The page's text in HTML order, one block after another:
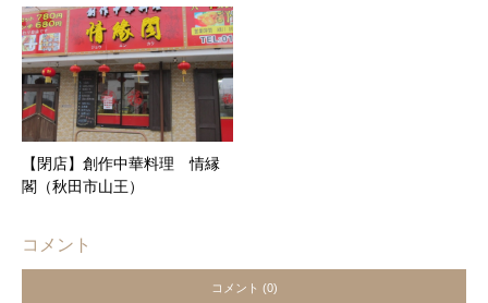
【閉店】創作中華料理 情縁
閣（秋田市山王）
コメント
コメント (0)